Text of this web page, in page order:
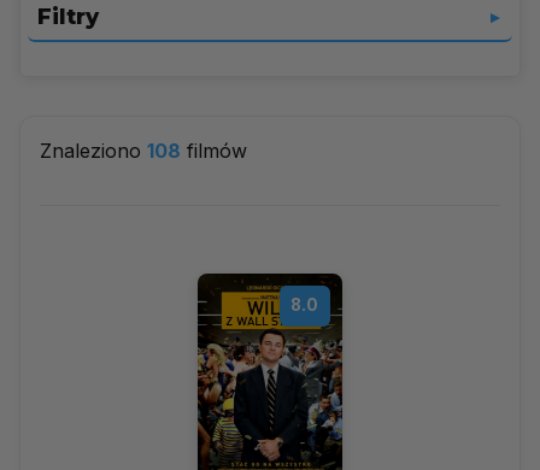
Filtry ▼
Znaleziono 108 filmów
8.0